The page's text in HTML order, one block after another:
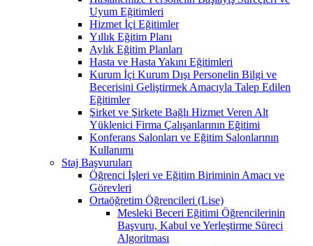
Uyum Eğitimleri
Hizmet İçi Eğitimler
Yıllık Eğitim Planı
Aylık Eğitim Planları
Hasta ve Hasta Yakını Eğitimleri
Kurum İçi Kurum Dışı Personelin Bilgi ve
Becerisini Geliştirmek Amacıyla Talep Edilen
Eğitimler
Şirket ve Şirkete Bağlı Hizmet Veren Alt
Yüklenici Firma Çalışanlarının Eğitimi
Konferans Salonları ve Eğitim Salonlarının
Kullanımı
Staj Başvuruları
Öğrenci İşleri ve Eğitim Biriminin Amacı ve
Görevleri
Ortaöğretim Öğrencileri (Lise)
Mesleki Beceri Eğitimi Öğrencilerinin
Başvuru, Kabul ve Yerleştirme Süreci
Algoritması